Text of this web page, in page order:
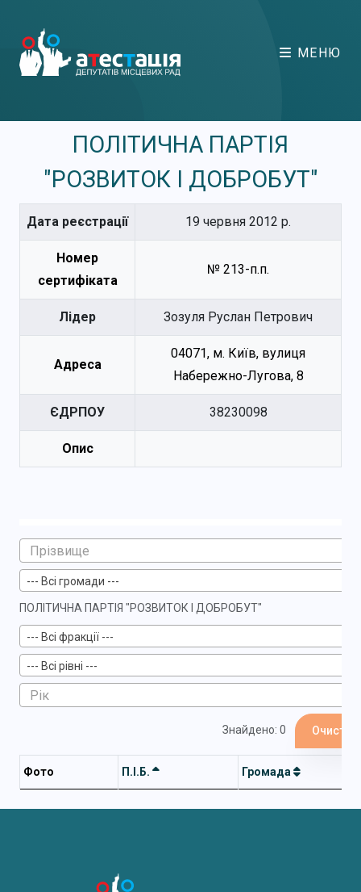
МЕНЮ
ПОЛІТИЧНА ПАРТІЯ
"РОЗВИТОК І ДОБРОБУТ"
Дата реєстрації 19 червня 2012 р.
Номер
сертифіката
№ 213-п.п.
Лідер Зозуля Руслан Петрович
Адреса
04071, м. Київ, вулиця
Набережно-Лугова, 8
ЄДРПОУ 38230098
Опис
--- Всі громади ---
ПОЛІТИЧНА ПАРТІЯ "РОЗВИТОК І ДОБРОБУТ"
--- Всі фракції ---
--- Всі рівні ---
Знайдено: 0
Фото П.І.Б. Громада